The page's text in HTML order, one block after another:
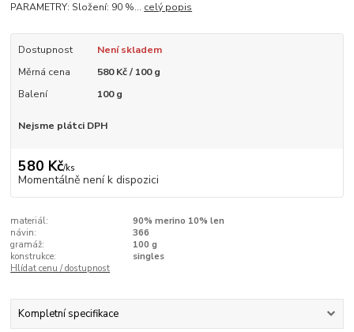
PARAMETRY: Složení: 90 %... celý popis
Dostupnost
Není skladem
Měrná cena
580 Kč / 100 g
Balení
100 g
Nejsme plátci DPH
580 Kč/ks
Momentálně není k dispozici
materiál:
90% merino 10% len
návin:
366
gramáž:
100 g
konstrukce:
singles
Hlídat cenu / dostupnost
Kompletní specifikace